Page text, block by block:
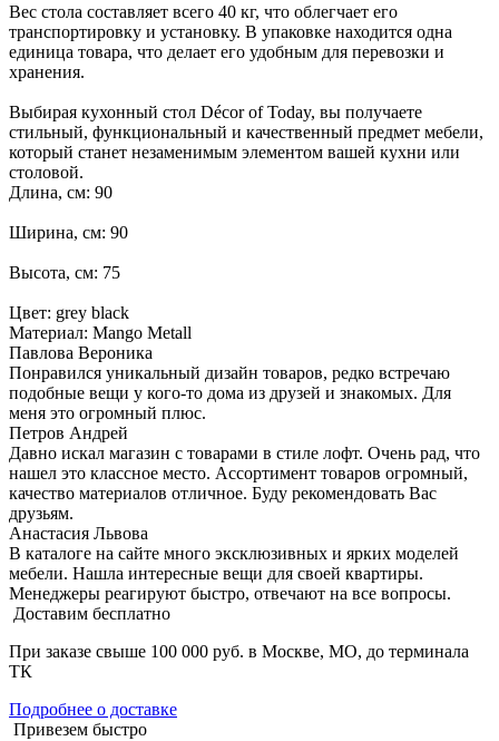
Вес стола составляет всего 40 кг, что облегчает его
транспортировку и установку. В упаковке находится одна
единица товара, что делает его удобным для перевозки и
хранения.
Выбирая кухонный стол Décor of Today, вы получаете
стильный, функциональный и качественный предмет мебели,
который станет незаменимым элементом вашей кухни или
столовой.
Длина, см: 90
Ширина, см: 90
Высота, см: 75
Цвет: grey black
Материал: Mango Metall
Павлова Вероника
Понравился уникальный дизайн товаров, редко встречаю
подобные вещи у кого-то дома из друзей и знакомых. Для
меня это огромный плюс.
Петров Андрей
Давно искал магазин с товарами в стиле лофт. Очень рад, что
нашел это классное место. Ассортимент товаров огромный,
качество материалов отличное. Буду рекомендовать Вас
друзьям.
Анастасия Львова
В каталоге на сайте много эксклюзивных и ярких моделей
мебели. Нашла интересные вещи для своей квартиры.
Менеджеры реагируют быстро, отвечают на все вопросы.
Доставим бесплатно
При заказе свыше 100 000 руб. в Москве, МО, до терминала
ТК
Подробнее о доставке
Привезем быстро